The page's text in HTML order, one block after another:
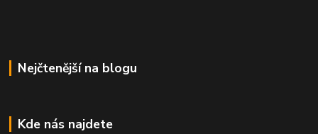
Nejčtenější na blogu
Kde nás najdete